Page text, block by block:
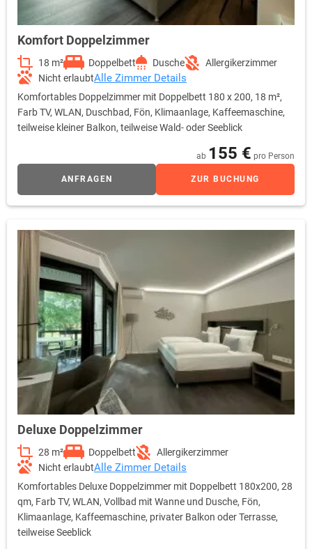
Komfort Doppelzimmer
18 m² Doppelbett Dusche
Allergikerzimmer
Nicht erlaubtAlle Zimmer Details
Komfortables Doppelzimmer mit Doppelbett 180 x 200, 18 m²,
Farb TV, WLAN, Duschbad, Fön, Klimaanlage, Kaffeemaschine,
teilweise kleiner Balkon, teilweise Wald- oder Seeblick
ab 155 € pro Person
ANFRAGEN ZUR BUCHUNG
Deluxe Doppelzimmer
28 m² Doppelbett
Allergikerzimmer
Nicht erlaubtAlle Zimmer Details
Komfortables Deluxe Doppelzimmer mit Doppelbett 180x200, 28
qm, Farb TV, WLAN, Vollbad mit Wanne und Dusche, Fön,
Klimaanlage, Kaffeemaschine, privater Balkon oder Terrasse,
teilweise Seeblick